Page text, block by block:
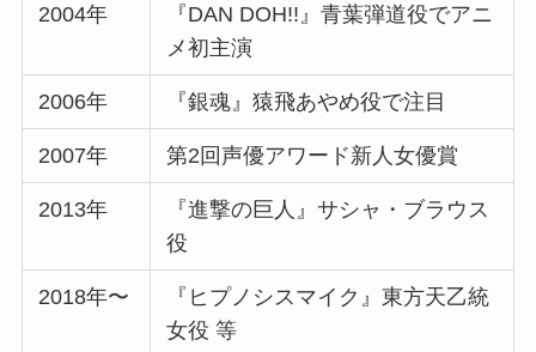
2004年
『DAN DOH!!』青葉弾道役でアニ
メ初主演
2006年 『銀魂』猿飛あやめ役で注目
2007年 第2回声優アワード新人女優賞
2013年
『進撃の巨人』サシャ・ブラウス
役
2018年〜
『ヒプノシスマイク』東方天乙統
女役 等